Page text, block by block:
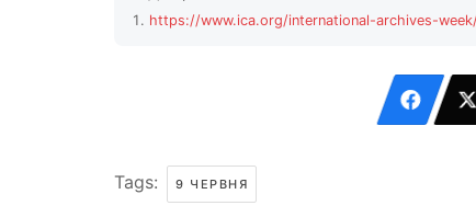
https://www.ica.org/international-archives-
Tags: 9 ЧЕРВНЯ